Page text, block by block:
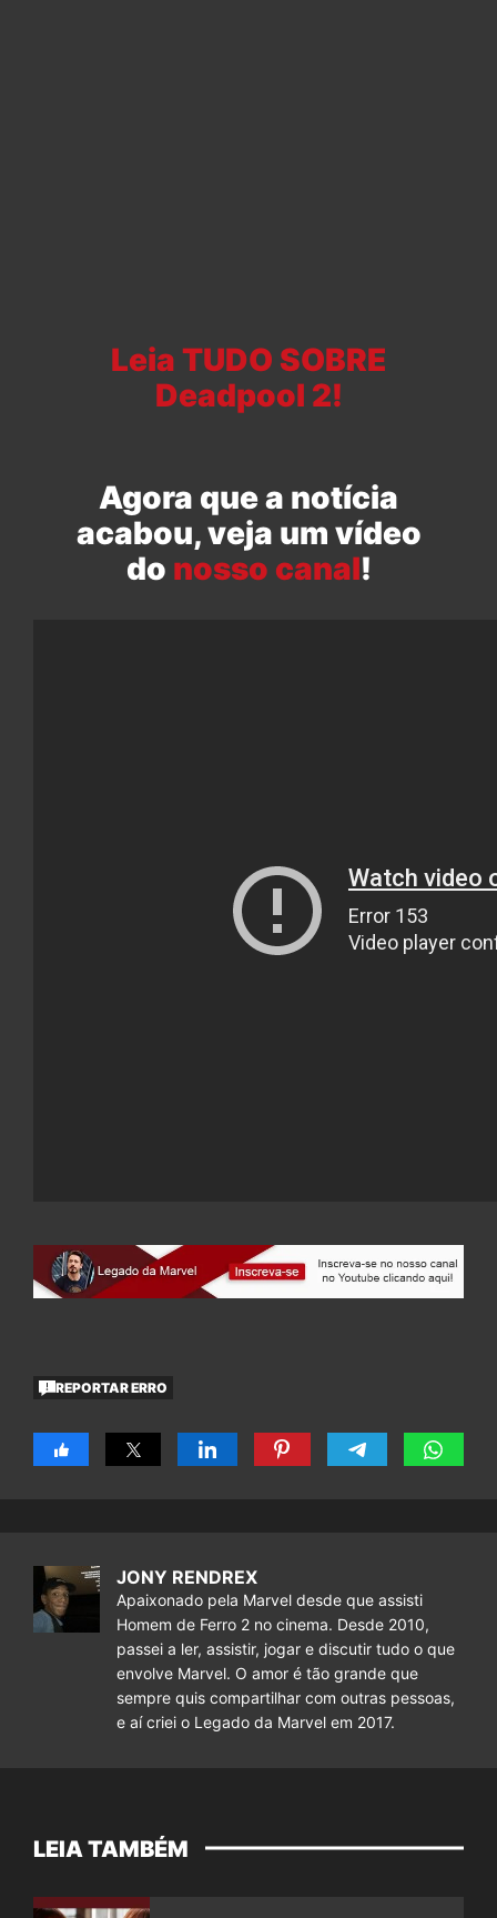
Leia TUDO SOBRE
Deadpool 2!
Agora que a notícia
acabou, veja um vídeo
do nosso canal!
REPORTAR ERRO
JONY RENDREX
Apaixonado pela Marvel desde que assisti
Homem de Ferro 2 no cinema. Desde 2010,
passei a ler, assistir, jogar e discutir tudo o que
envolve Marvel. O amor é tão grande que
sempre quis compartilhar com outras pessoas,
e aí criei o Legado da Marvel em 2017.
LEIA TAMBÉM